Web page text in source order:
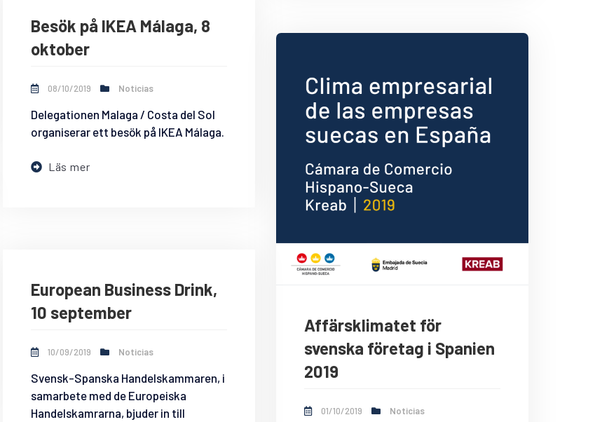
Besök på IKEA Málaga, 8
oktober
08/10/2019 Noticias
Delegationen Malaga / Costa del Sol
organiserar ett besök på IKEA Málaga.
Läs mer
Affärsklimatet för
svenska företag i Spanien
2019
01/10/2019 Noticias
European Business Drink,
10 september
10/09/2019 Noticias
Svensk-Spanska Handelskammaren, i
samarbete med de Europeiska
Handelskamrarna, bjuder in till